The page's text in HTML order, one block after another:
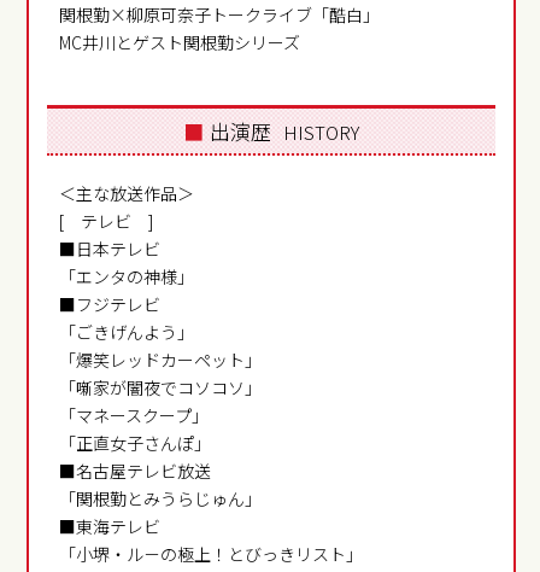
関根勤×柳原可奈子トークライブ「酷白」
MC井川とゲスト関根勤シリーズ
■ 出演歴 HISTORY
＜主な放送作品＞
[ テレビ ]
■日本テレビ
「エンタの神様」
■フジテレビ
「ごきげんよう」
「爆笑レッドカーペット」
「噺家が闇夜でコソコソ」
「マネースクープ」
「正直女子さんぽ」
■名古屋テレビ放送
「関根勤とみうらじゅん」
■東海テレビ
「小堺・ル－の極上！とびっきリスト」